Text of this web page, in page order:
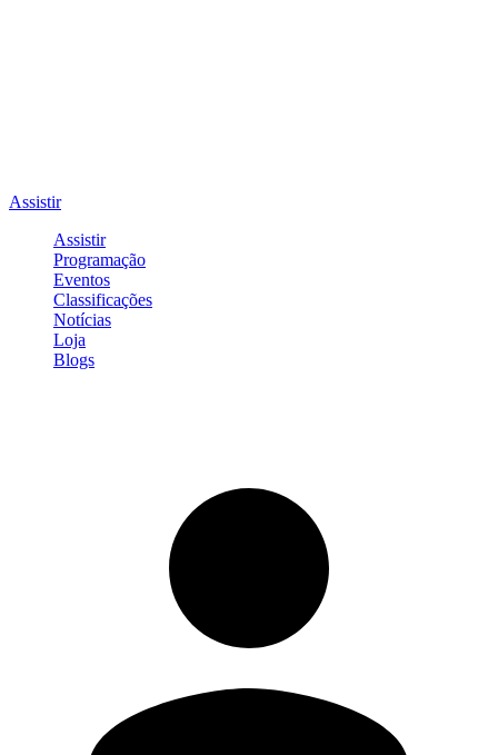
Assistir
Assistir
Programação
Eventos
Classificações
Notícias
Loja
Blogs